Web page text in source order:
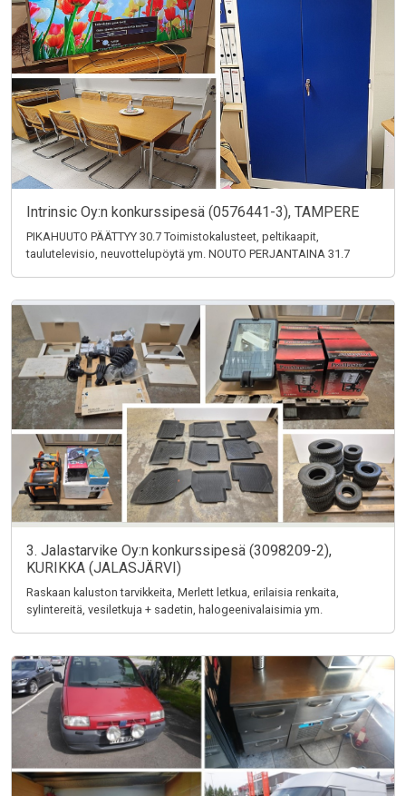
Intrinsic Oy:n konkurssipesä (0576441-3), TAMPERE
PIKAHUUTO PÄÄTTYY 30.7 Toimistokalusteet, peltikaapit,
taulutelevisio, neuvottelupöytä ym. NOUTO PERJANTAINA 31.7
3. Jalastarvike Oy:n konkurssipesä (3098209-2),
KURIKKA (JALASJÄRVI)
Raskaan kaluston tarvikkeita, Merlett letkua, erilaisia renkaita,
sylintereitä, vesiletkuja + sadetin, halogeenivalaisimia ym.